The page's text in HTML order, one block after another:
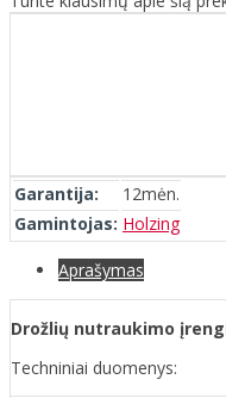
Garantija:
12mėn.
Gamintojas: Holzing
Aprašymas
Drožlių nutraukimo
Techniniai duomenys: